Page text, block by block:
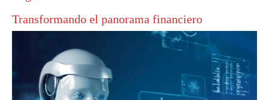
Transformando el panorama financiero